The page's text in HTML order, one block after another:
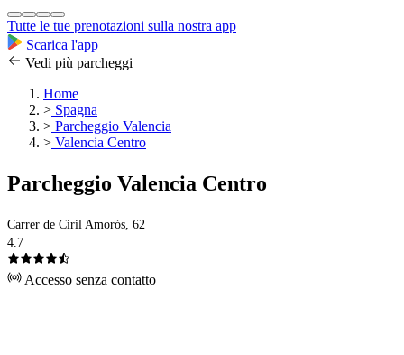
Tutte le tue prenotazioni sulla nostra app
Scarica l'app
Vedi più parcheggi
Home
> Spagna
> Parcheggio Valencia
> Valencia Centro
Parcheggio Valencia Centro
Carrer de Ciril Amorós, 62
4.7
Accesso senza contatto